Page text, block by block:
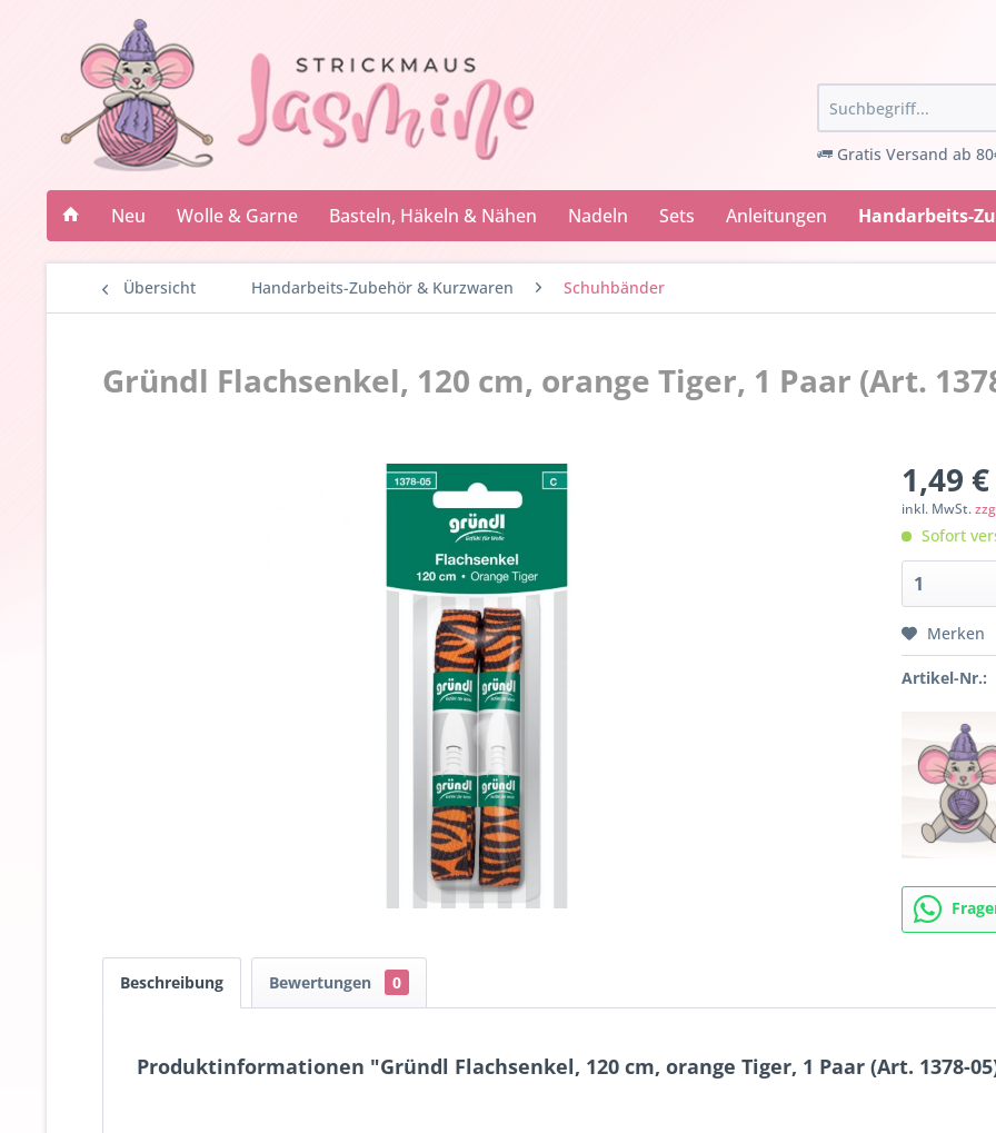
Gratis Versand ab
Neu Wolle & Garne Basteln, Häkeln & Nähen Nadeln Sets Anleitungen Handarbeits-
Übersicht Handarbeits-Zubehör & Kurzwaren Schuhbänder
Gründl Flachsenkel, 120 cm, orange Tiger, 1 Paar (Art.
1,49
inkl. MwSt.
Sofort
Merken
Artikel-Nr.:
Beschreibung Bewertungen 0
Produktinformationen "Gründl Flachsenkel, 120 cm, orange Tiger, 1 Paar (Art. 1378-